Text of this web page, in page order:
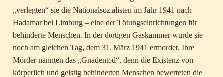
„verlegten“ sie die Nationalsozialisten im Jahr 1941 nach
Hadamar bei Limburg – eine der Tötungseinrichtungen für
behinderte Menschen. In der dortigen Gaskammer wurde sie
noch am gleichen Tag, dem 31. März 1941 ermordet. Ihre
Mörder nannten das „Gnadentod“, denn die Existenz von
körperlich und geistig behinderten Menschen bewerteten die